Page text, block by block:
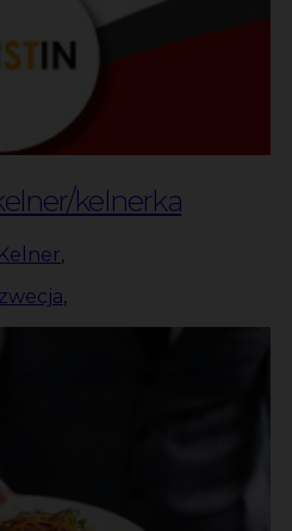
kelnerka
Kelner,
,